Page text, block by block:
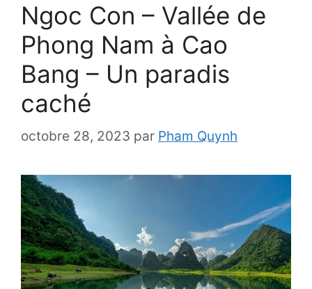
Ngoc Con – Vallée de
Phong Nam à Cao
Bang – Un paradis
caché
octobre 28, 2023 par Pham Quynh